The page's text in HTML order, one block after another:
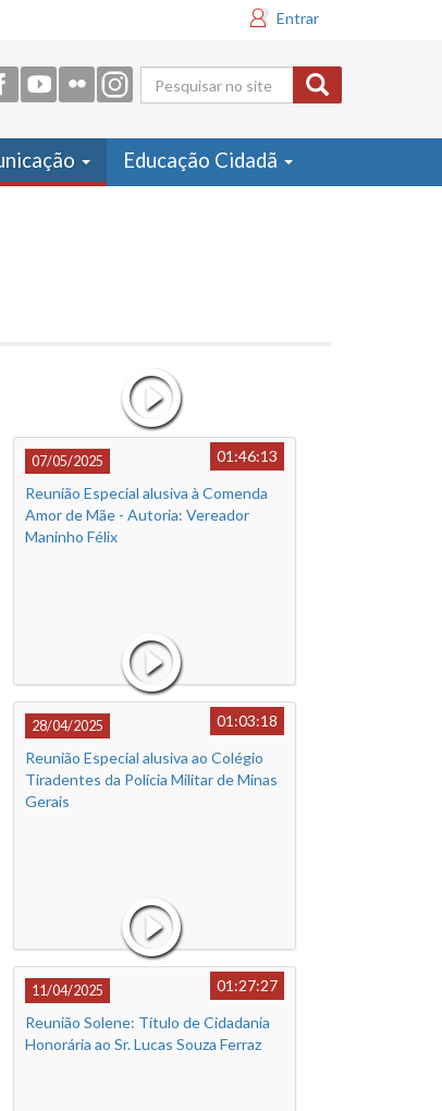
Entrar
Formulário
de busca
Educação Cidadã
07/05/2025
01:46:13
Reunião Especial alusiva à Comenda
Amor de Mãe - Autoria: Vereador
Maninho Félix
28/04/2025
01:03:18
Reunião Especial alusiva ao Colégio
Tiradentes da Polícia Militar de Minas
Gerais
11/04/2025
01:27:27
Reunião Solene: Título de Cidadania
Honorária ao Sr. Lucas Souza Ferraz